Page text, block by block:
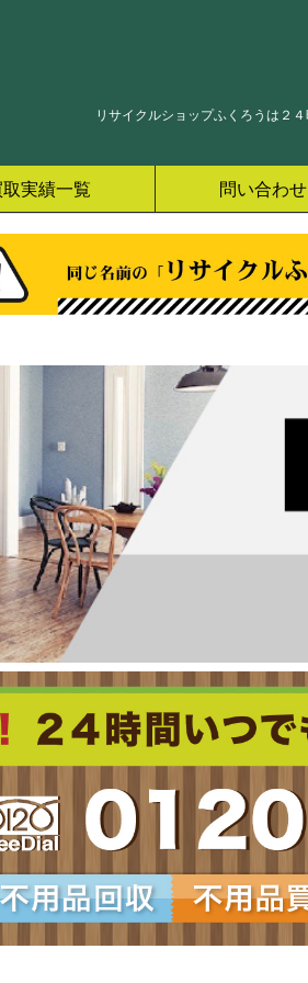
リサイクルショップふくろうは２
実績一覧 問い合わせ